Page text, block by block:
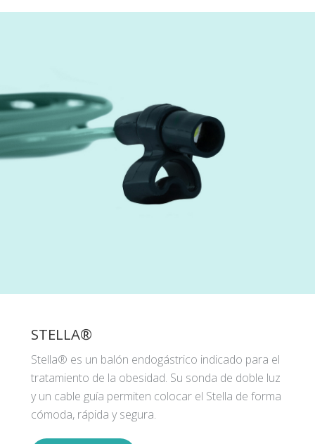
STELLA®
Stella® es un balón endogástrico indicado para el
tratamiento de la obesidad. Su sonda de doble luz
y un cable guía permiten colocar el Stella de forma
cómoda, rápida y segura.